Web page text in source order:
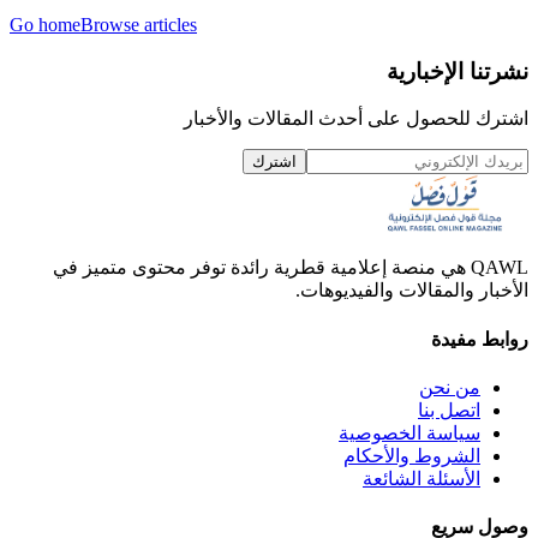
Go homeBrowse articles
نشرتنا الإخبارية
اشترك للحصول على أحدث المقالات والأخبار
اشترك
QAWL هي منصة إعلامية قطرية رائدة توفر محتوى متميز في
الأخبار والمقالات والفيديوهات.
روابط مفيدة
من نحن
اتصل بنا
سياسة الخصوصية
الشروط والأحكام
الأسئلة الشائعة
وصول سريع